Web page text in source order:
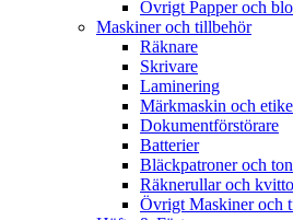
Övrigt Papper och
Maskiner och tillbehör
Räknare
Skrivare
Laminering
Märkmaskin och
Dokumentförstörare
Batterier
Bläckpatroner och
Räknerullar och
Övrigt Maskiner och